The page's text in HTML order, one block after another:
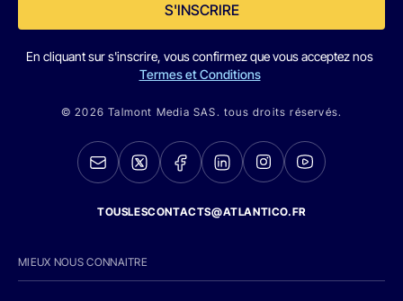
S'INSCRIRE
En cliquant sur s'inscrire, vous confirmez que vous acceptez nos
Termes et Conditions
© 2026 Talmont Media SAS. tous droits réservés.
TOUSLESCONTACTS@ATLANTICO.FR
MIEUX NOUS CONNAITRE